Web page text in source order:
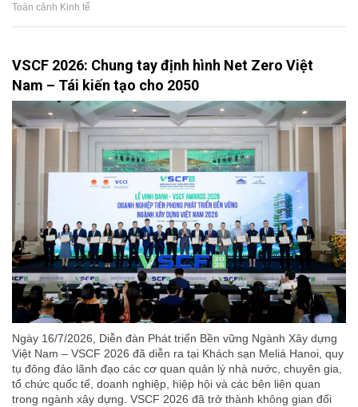
Toàn cảnh Kinh tế
VSCF 2026: Chung tay định hình Net Zero Việt
Nam – Tái kiến tạo cho 2050
Ngày 16/7/2026, Diễn đàn Phát triển Bền vững Ngành Xây dựng
Việt Nam – VSCF 2026 đã diễn ra tại Khách sạn Meliá Hanoi, quy
tụ đông đảo lãnh đạo các cơ quan quản lý nhà nước, chuyên gia,
tổ chức quốc tế, doanh nghiệp, hiệp hội và các bên liên quan
trong ngành xây dựng. VSCF 2026 đã trở thành không gian đối